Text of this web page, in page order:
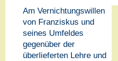
Am Vernichtungswillen
von Franziskus und
seines Umfeldes
gegenüber der
überlieferten Lehre und